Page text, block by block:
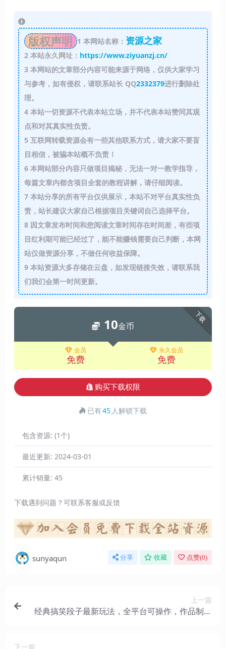
版权声明 1 本网站名称： 资源之家
2本站永久网址： https://www.ziyuanzj.cn/
3本网站的文章部分内容可能来源于网络，仅供大家学习
与参考，如有侵权，请联系站长 QQ2332379进行删除处
理。
4本站一切资源不代表本站立场，并不代表本站赞同其观
点和对其真实性负责。
5互联网转载资源会有一些其他联系方式，请大家不要盲
目相信，被骗本站概不负责！
6本网站部分内容只做项目揭秘，无法一对一教学指导，
每篇文章内都含项目全套的教程讲解，请仔细阅读。
7本站分享的所有平台仅供展示，本站不对平台真实性负
责，站长建议大家自己根据项目关键词自己选择平台。
8因文章发布时间和您阅读文章时间存在时间差，有些项
目红利期可能已经过了，能不能赚钱需要自己判断，本网
站仅做资源分享，不做任何收益保障。
9本站资源大多存储在云盘，如发现链接失效，请联系我
们我们会第一时间更新。
下载
10金币
会员
免费
永久会员
免费
购买下载权限
已有45 人解锁下载
包含资源: (1个)
最近更新: 2024-03-01
累计销量: 45
下载遇到问题？可联系客服或反馈
sunyaqun 分享 收藏 点赞(0)
上一篇
经典搞笑段子最新玩法，全平台可操作，作品制作
下一篇